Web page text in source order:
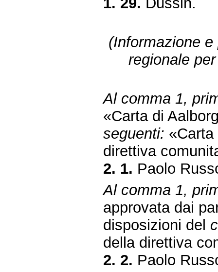
(Informazione
regionale
Al comma 1,
«Carta di
seguenti:
direttiva
2. 1. Paolo
Al comma 1,
approvata dai
disposizioni del
della direttiva
2. 2. Paolo